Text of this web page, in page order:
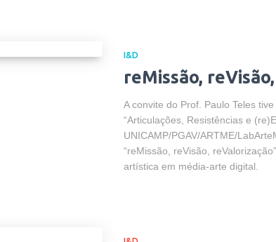
I&D
reMissão,
A convite do Prof. Paulo Teles
“Articulações, Resistências e
UNICAMP/PGAV/ARTME/
“reMissão, reVisão,
artística em média-arte digital.